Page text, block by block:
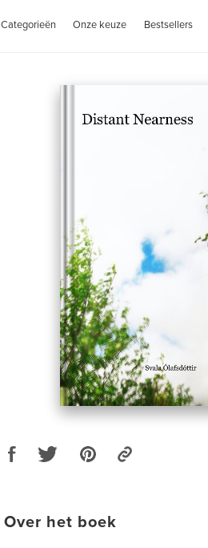
Categorieën Onze keuze Bestsellers
Over het boek